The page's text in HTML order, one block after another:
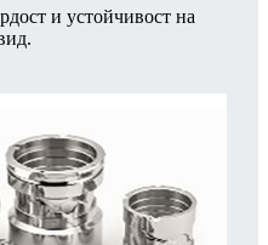
и устойчивост на